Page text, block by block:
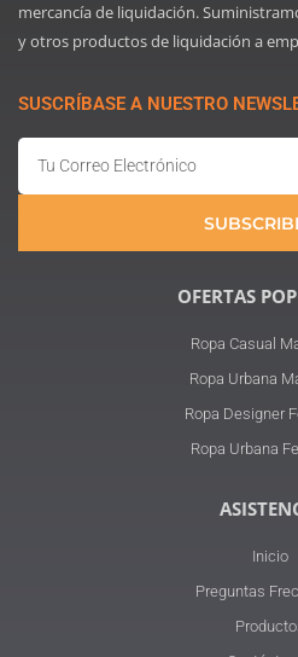
mercancía de liquidación.
y otros productos de liquidación a
SUSCRÍBASE A NUESTRO
OFERTAS
Ropa Casual
Ropa Urbana
Ropa Designer
Ropa Urbana
Inicio
Preguntas